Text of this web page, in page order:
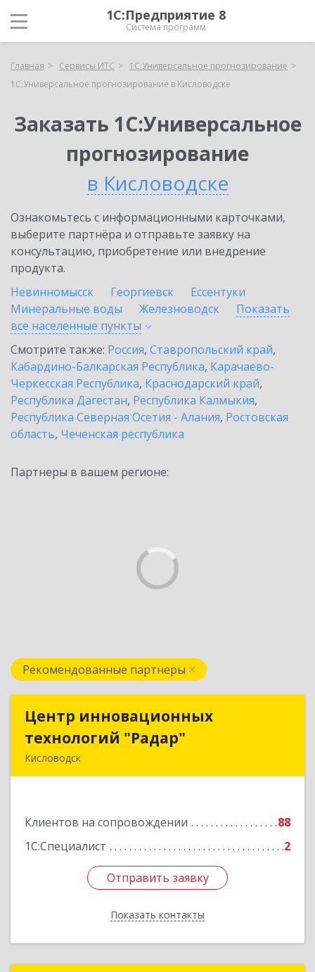
1С:Предприятие 8
Система программ
Главная Сервисы ИТС
1С:Универсальное прогнозирование
1С:Универсальное прогнозирование в Кисловодске
Заказать 1С:Универсальное
прогнозирование
в Кисловодске
Ознакомьтесь с информационными карточками,
выберите партнёра и отправьте заявку на
консультацию, приобретение или внедрение
продукта.
Невинномысск
Георгиевск
Ессентуки
Минеральные воды
Железноводск
Показать
все населенные пункты
Смотрите также: Россия, Ставропольский край,
Кабардино-Балкарская Республика, Карачаево-
Черкесская Республика, Краснодарский край,
Республика Дагестан, Республика Калмыкия,
Республика Северная Осетия - Алания, Ростовская
область, Чеченская республика
Партнеры в вашем регионе:
Рекомендованные партнеры
Центр инновационных
технологий "Радар"
Кисловодск
Клиентов на сопровождении
88
1С:Специалист
2
Отправить заявку
Показать контакты
Центр инновационных
технологий "Радар"
Подробнее
Отправить заявку
Назад